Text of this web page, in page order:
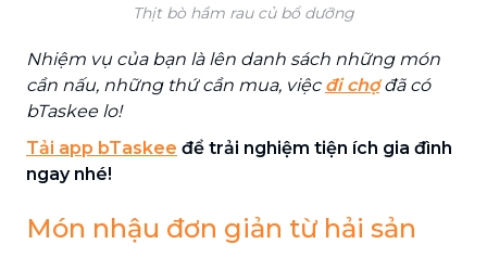
Thịt bò hầm rau củ bổ dưỡng
Nhiệm vụ của bạn là lên danh sách những món
cần nấu, những thứ cần mua, việc đi chợđã có
bTaskee lo!
Tải app bTaskee để trải nghiệm tiện ích gia đình
ngay nhé!
Món nhậu đơn giản từ hải sản